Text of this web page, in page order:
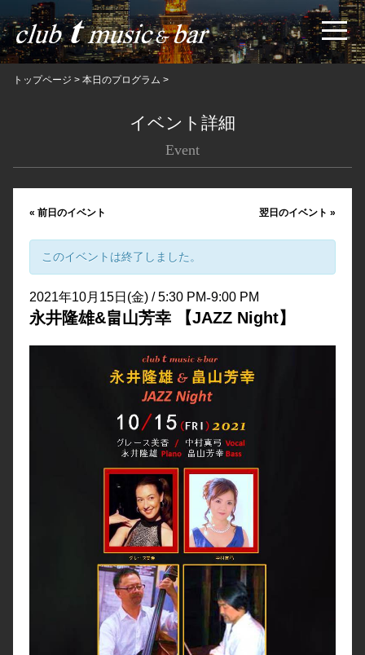
トップページ > 本日のプログラム >
イベント詳細
Event
« 前日のイベント 翌日のイベント»
このイベントは終了しました。
2021年10月15日(金) / 5:30 PM-9:00 PM
永井隆雄&畠山芳幸 【JAZZ Night】